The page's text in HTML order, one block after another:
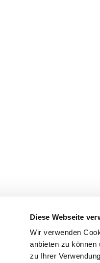
Diese Webseite
Wir verwenden
anbieten zu können
zu Ihrer